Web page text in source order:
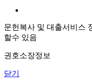
문헌복사 및 대출서비스
할수 있음
권호소장정보
닫기